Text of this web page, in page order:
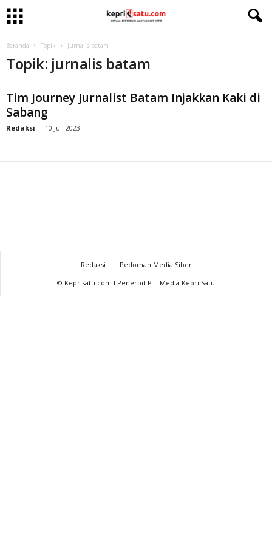
Beranda Topik Jurnalis batam
Topik: jurnalis batam
Tim Journey Jurnalist Batam Injakkan Kaki di
Sabang
Redaksi - 10 Juli 2023
Redaksi
Pedoman Media Siber
© Keprisatu.com I Penerbit PT. Media Kepri Satu